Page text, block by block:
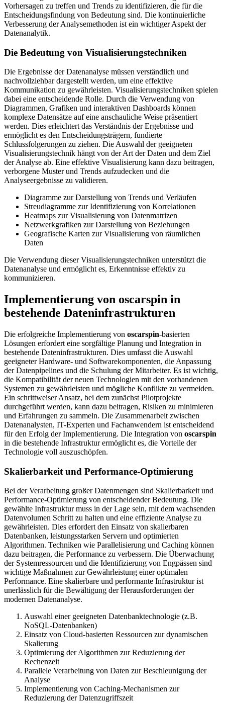
Vorhersagen zu treffen und Trends zu identifizieren, die für die
Entscheidungsfindung von Bedeutung sind. Die kontinuierliche
Verbesserung der Analysemethoden ist ein wichtiger Aspekt der
Datenanalytik.
Die Bedeutung von Visualisierungstechniken
Die Ergebnisse der Datenanalyse müssen verständlich und
nachvollziehbar dargestellt werden, um eine effektive
Kommunikation zu gewährleisten. Visualisierungstechniken spielen
dabei eine entscheidende Rolle. Durch die Verwendung von
Diagrammen, Grafiken und interaktiven Dashboards können
komplexe Datensätze auf eine anschauliche Weise präsentiert
werden. Dies erleichtert das Verständnis der Ergebnisse und
ermöglicht es den Entscheidungsträgern, fundierte
Schlussfolgerungen zu ziehen. Die Auswahl der geeigneten
Visualisierungstechnik hängt von der Art der Daten und dem Ziel
der Analyse ab. Eine effektive Visualisierung kann dazu beitragen,
verborgene Muster und Trends aufzudecken und die
Analyseergebnisse zu validieren.
Diagramme zur Darstellung von Trends und Verläufen
Streudiagramme zur Identifizierung von Korrelationen
Heatmaps zur Visualisierung von Datenmatrizen
Netzwerkgrafiken zur Darstellung von Beziehungen
Geografische Karten zur Visualisierung von räumlichen
Daten
Die Verwendung dieser Visualisierungstechniken unterstützt die
Datenanalyse und ermöglicht es, Erkenntnisse effektiv zu
kommunizieren.
Implementierung von oscarspin in
bestehende Dateninfrastrukturen
Die erfolgreiche Implementierung von oscarspin-basierten
Lösungen erfordert eine sorgfältige Planung und Integration in
bestehende Dateninfrastrukturen. Dies umfasst die Auswahl
geeigneter Hardware- und Softwarekomponenten, die Anpassung
der Datenpipelines und die Schulung der Mitarbeiter. Es ist wichtig,
die Kompatibilität der neuen Technologien mit den vorhandenen
Systemen zu gewährleisten und mögliche Konflikte zu vermeiden.
Ein schrittweiser Ansatz, bei dem zunächst Pilotprojekte
durchgeführt werden, kann dazu beitragen, Risiken zu minimieren
und Erfahrungen zu sammeln. Die Zusammenarbeit zwischen
Datenanalysten, IT-Experten und Fachanwendern ist entscheidend
für den Erfolg der Implementierung. Die Integration von oscarspin
in die bestehende Infrastruktur ermöglicht es, die Vorteile der
Technologie voll auszuschöpfen.
Skalierbarkeit und Performance-Optimierung
Bei der Verarbeitung großer Datenmengen sind Skalierbarkeit und
Performance-Optimierung von entscheidender Bedeutung. Die
gewählte Infrastruktur muss in der Lage sein, mit dem wachsenden
Datenvolumen Schritt zu halten und eine effiziente Analyse zu
gewährleisten. Dies erfordert den Einsatz von skalierbaren
Datenbanken, leistungsstarken Servern und optimierten
Algorithmen. Techniken wie Parallelisierung und Caching können
dazu beitragen, die Performance zu verbessern. Die Überwachung
der Systemressourcen und die Identifizierung von Engpässen sind
wichtige Maßnahmen zur Gewährleistung einer optimalen
Performance. Eine skalierbare und performante Infrastruktur ist
unerlässlich für die Bewältigung der Herausforderungen der
modernen Datenanalyse.
Auswahl einer geeigneten Datenbanktechnologie (z.B.
NoSQL-Datenbanken)
Einsatz von Cloud-basierten Ressourcen zur dynamischen
Skalierung
Optimierung der Algorithmen zur Reduzierung der
Rechenzeit
Parallele Verarbeitung von Daten zur Beschleunigung der
Analyse
Implementierung von Caching-Mechanismen zur
Reduzierung der Datenzugriffszeit